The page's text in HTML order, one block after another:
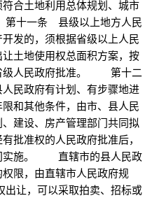
合土地利用总体规划、城市
十一条 县级以上地方人民
发的，须根据省级以上人民
土地使用权总面积方案，按
级人民政府批准。 第十二
民政府有计划、有步骤地进
和其他条件，由市、县人民
建设、房产管理部门共同拟
批准权的人民政府批准后，
实施。 直辖市的县人民政
限，由直辖市人民政府规
，可以采取拍卖、招标或